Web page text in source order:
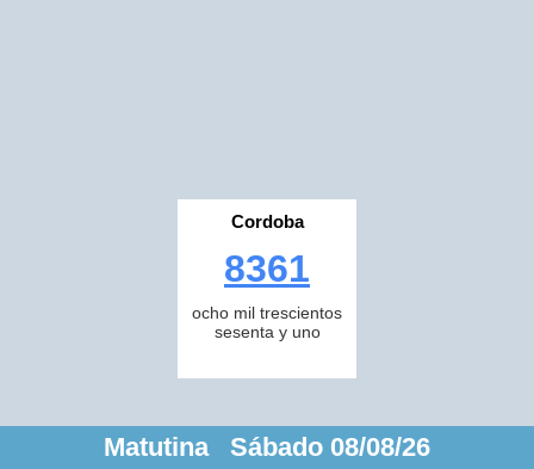
Cordoba
8361
ocho mil trescientos
sesenta y uno
Matutina Sábado 08/08/26